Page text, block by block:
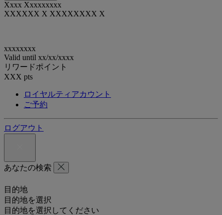
Xxxx Xxxxxxxxx
XXXXXX X XXXXXXXX X
xxxxxxxx
Valid until xx/xx/xxxx
リワードポイント
XXX pts
ロイヤルティアカウント
ご予約
ログアウト
あなたの検索
目的地
目的地を選択
目的地を選択してください